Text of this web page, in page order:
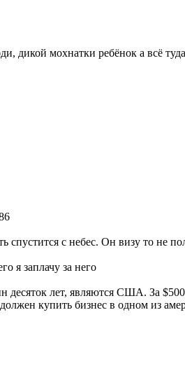
дикой мохнатки ребёнок а всё
с небес. Он визу то не
я заплачу за него
лет, являются США. За
купить бизнес в одном из